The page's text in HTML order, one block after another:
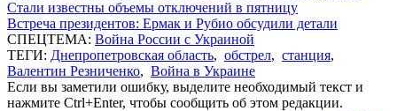
Стали известны объемы отключений в пятницу
Встреча президентов: Ермак и Рубио обсудили детали
СПЕЦТЕМА: Война России с Украиной
ТЕГИ: Днепропетровская область, обстрел, станция,
Валентин Резниченко, Война в Украине
Если вы заметили ошибку, выделите необходимый текст и
нажмите Ctrl+Enter, чтобы сообщить об этом редакции.